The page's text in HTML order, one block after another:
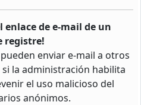
enlace de e-mail de un
registre!
enviar e-mail a otros
la administración habilita
el uso malicioso del
anónimos.